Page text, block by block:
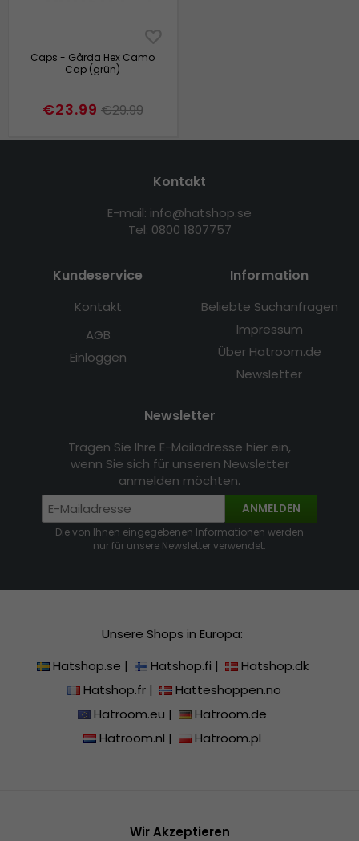
Caps - Gårda Hex Camo
Cap (grün)
€23.99 €29.99
Kontakt
E-mail: info@hatshop.se
Tel: 0800 1807757
Kundeservice
Kontakt
AGB
Einloggen
Information
Beliebte Suchanfragen
Impressum
Über Hatroom.de
Newsletter
Newsletter
Tragen Sie Ihre E-Mailadresse hier ein,
wenn Sie sich für unseren Newsletter
anmelden möchten.
ANMELDEN
Die von Ihnen eingegebenen Informationen werden
nur für unsere Newsletter verwendet.
Unsere Shops in Europa:
Hatshop.se | Hatshop.fi |
Hatshop.dk
Hatshop.fr|
Hatteshoppen.no
Hatroom.eu |
Hatroom.de
Hatroom.nl | Hatroom.pl
Wir Akzeptieren